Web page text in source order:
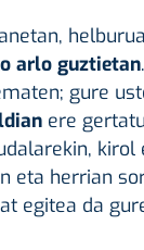
arlo guztietan
gure
ere
kirol
eta herrian
egitea da